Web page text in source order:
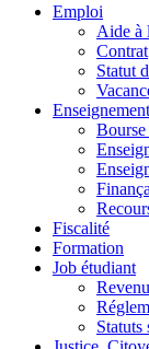
Emploi
Aide à
Contrat
Statut
Enseignement
Bourse
Fiscalité
Formation
Job étudiant
Statuts